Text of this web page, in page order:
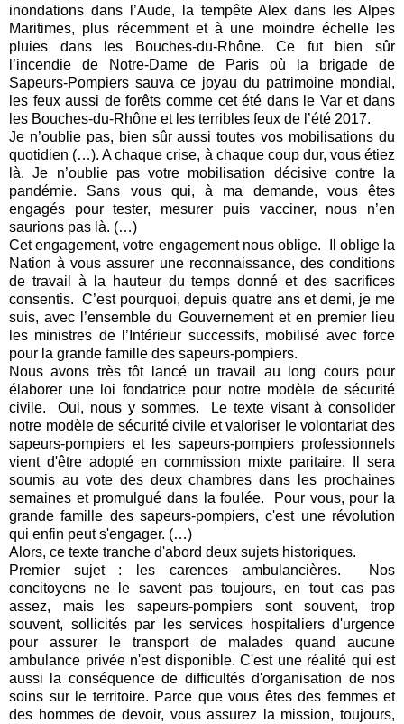
inondations dans l’Aude, la tempête Alex dans les Alpes
Maritimes, plus récemment et à une moindre échelle les
pluies dans les Bouches-du-Rhône. Ce fut bien sûr
l’incendie de Notre-Dame de Paris où la brigade de
Sapeurs-Pompiers sauva ce joyau du patrimoine mondial,
les feux aussi de forêts comme cet été dans le Var et dans
les Bouches-du-Rhône et les terribles feux de l’été 2017.
Je n’oublie pas, bien sûr aussi toutes vos mobilisations du
quotidien (…). A chaque crise, à chaque coup dur, vous étiez
là. Je n’oublie pas votre mobilisation décisive contre la
pandémie. Sans vous qui, à ma demande, vous êtes
engagés pour tester, mesurer puis vacciner, nous n’en
saurions pas là. (…)
Cet engagement, votre engagement nous oblige. Il oblige la
Nation à vous assurer une reconnaissance, des conditions
de travail à la hauteur du temps donné et des sacrifices
consentis. C’est pourquoi, depuis quatre ans et demi, je me
suis, avec l’ensemble du Gouvernement et en premier lieu
les ministres de l’Intérieur successifs, mobilisé avec force
pour la grande famille des sapeurs-pompiers.
Nous avons très tôt lancé un travail au long cours pour
élaborer une loi fondatrice pour notre modèle de sécurité
civile. Oui, nous y sommes. Le texte visant à consolider
notre modèle de sécurité civile et valoriser le volontariat des
sapeurs-pompiers et les sapeurs-pompiers professionnels
vient d'être adopté en commission mixte paritaire. Il sera
soumis au vote des deux chambres dans les prochaines
semaines et promulgué dans la foulée. Pour vous, pour la
grande famille des sapeurs-pompiers, c'est une révolution
qui enfin peut s'engager. (…)
Alors, ce texte tranche d'abord deux sujets historiques.
Premier sujet : les carences ambulancières. Nos
concitoyens ne le savent pas toujours, en tout cas pas
assez, mais les sapeurs-pompiers sont souvent, trop
souvent, sollicités par les services hospitaliers d'urgence
pour assurer le transport de malades quand aucune
ambulance privée n'est disponible. C'est une réalité qui est
aussi la conséquence de difficultés d'organisation de nos
soins sur le territoire. Parce que vous êtes des femmes et
des hommes de devoir, vous assurez la mission, toujours,